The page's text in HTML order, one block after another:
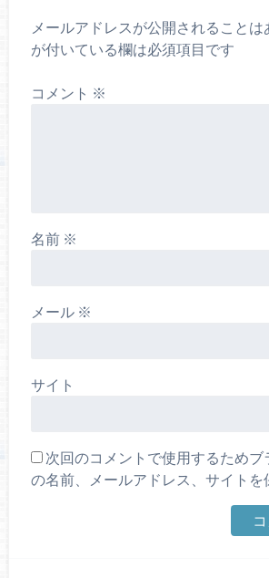
メールアドレスが公開されることは
が付いている欄は必須項目です
コメント ※
名前 ※
メール ※
サイト
次回のコメントで使用するためブ
の名前、メールアドレス、サイトを